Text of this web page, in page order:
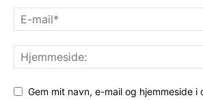
Gem mit navn, e-mail og hjemmeside i